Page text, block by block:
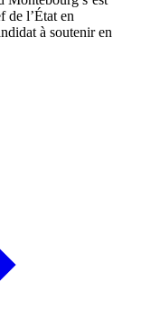
de l’État en
à soutenir en